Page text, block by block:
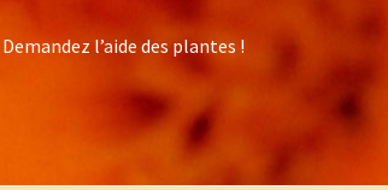
Demandez l’aide des plantes !